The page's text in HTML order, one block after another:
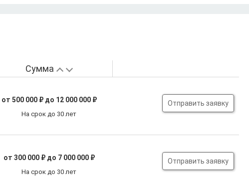
Сумма
от 500 000 ₽ до 12 000 000 ₽
На срок до 30 лет
Отправить заявку
от 300 000 ₽ до 7 000 000 ₽
На срок до 30 лет
Отправить заявку